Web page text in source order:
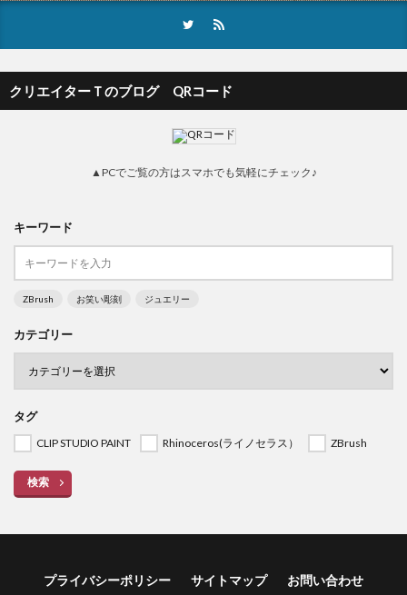
クリエイターＴのブログ QRコード
▲PCでご覧の方はスマホでも気軽にチェック♪
キーワード
ZBrush お笑い彫刻 ジュエリー
カテゴリー
タグ
CLIP STUDIO PAINT Rhinoceros(ライノセラス） ZBrush
検索
プライバシーポリシー サイトマップ お問い合わせ